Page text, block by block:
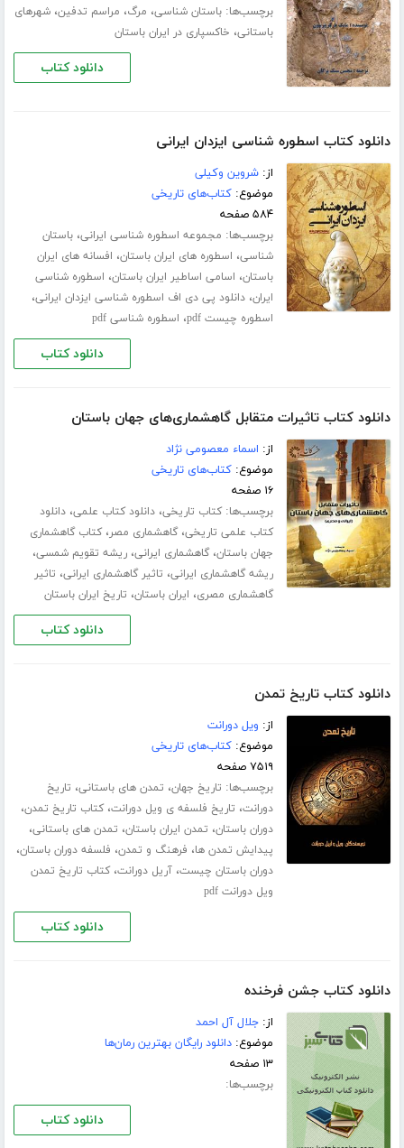
برچسب‌ها:باستان شناسی، مرگ، مراسم تدفین،شهرهای
باستانی، خاکسپاری در ایران باستان
دانلود کتاب
دانلود کتاب اسطوره شناسی ایزدان ایرانی
از:شروین وکیلی
موضوع:کتاب‌های تاریخی
۵۸۴ صفحه
برچسب‌ها: مجموعه اسطوره شناسی ایرانی،باستان
شناسی، اسطوره های ایران باستان، افسانه های ایران
باستان، اسامی اساطیر ایران باستان، اسطوره شناسی
ایران،دانلود پی دی اف اسطوره شناسی ایزدان ایرانی،
اسطوره چیست pdf ، اسطوره شناسی pdf
دانلود کتاب
دانلود کتاب تاثیرات متقابل گاهشماری‌های جهان باستان
از: اسماء معصومی نژاد
موضوع:کتاب‌های تاریخی
۱۶ صفحه
برچسب‌ها:کتاب تاریخی،دانلود کتاب علمی،دانلود
کتاب علمی تاریخی،گاهشماری مصر،کتاب گاهشماری
جهان باستان،گاهشماری ایرانی،ریشه تقویم شمسی،
ریشه گاهشماری ایرانی، تاثیر گاهشماری ایرانی، تاثیر
گاهشماری مصری، ایران باستان، تاریخ ایران باستان
دانلود کتاب
دانلود کتاب تاریخ تمدن
از: ویل دورانت
موضوع:کتاب‌های تاریخی
۷۵۱۹ صفحه
برچسب‌ها: تاریخ جهان، تمدن های باستانی، تاریخ
دورانت، تاریخ فلسفه ی ویل دورانت،کتاب تاریخ تمدن،
دوران باستان، تمدن ایران باستان، تمدن های باستانی،
پیدایش تمدن ها، فرهنگ و تمدن، فلسفه دوران باستان،
دوران باستان چیست،آریل دورانت،کتاب تاریخ تمدن
ویل دورانت pdf
دانلود کتاب
دانلود کتاب جشن فرخنده
از:جلال آل احمد
موضوع:دانلود رایگان بهترین رمان‌ها
۱۳ صفحه
برچسب‌ها:
دانلود کتاب